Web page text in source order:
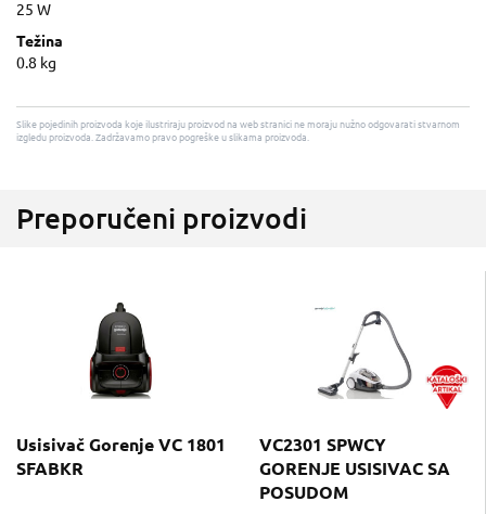
25 W
Težina
0.8 kg
Slike pojedinih proizvoda koje ilustriraju proizvod na web stranici ne moraju nužno odgovarati stvarnom
izgledu proizvoda. Zadržavamo pravo pogreške u slikama proizvoda.
Preporučeni proizvodi
Usisivač Gorenje VC 1801
SFABKR
VC2301 SPWCY
GORENJE USISIVAC SA
POSUDOM